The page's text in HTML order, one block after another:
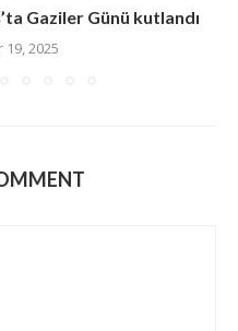
Gaziler Günü kutlandı
2025